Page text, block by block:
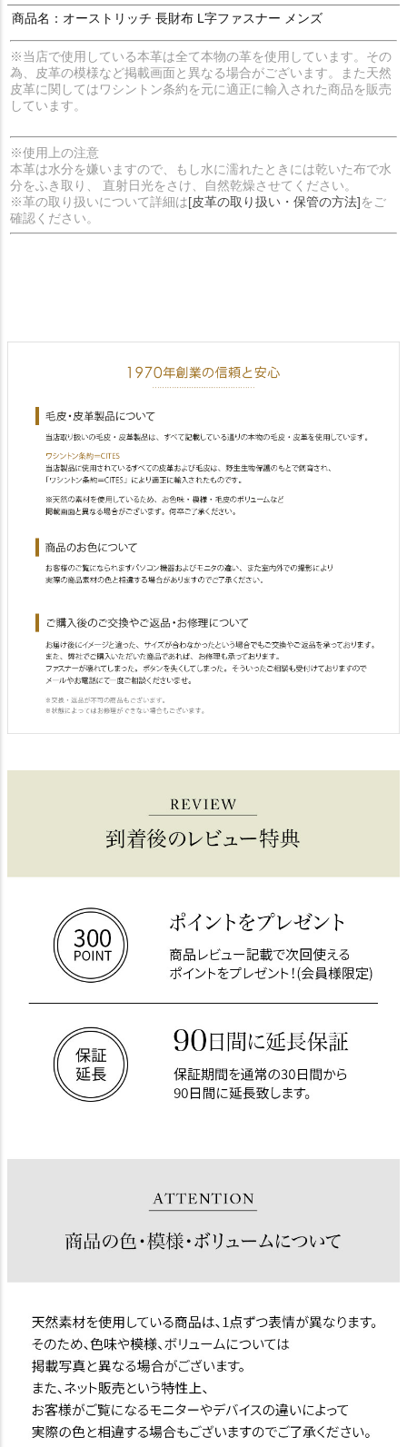
商品名：オーストリッチ 長財布 L字ファスナー メンズ
※当店で使用している本革は全て本物の革を使用しています。その
為、皮革の模様など掲載画面と異なる場合がございます。また天然
皮革に関してはワシントン条約を元に適正に輸入された商品を販売
しています。
※使用上の注意
本革は水分を嫌いますので、もし水に濡れたときには乾いた布で水
分をふき取り、 直射日光をさけ、自然乾燥させてください。
※革の取り扱いについて詳細は[皮革の取り扱い・保管の方法]をご
確認ください。